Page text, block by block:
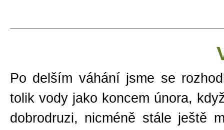
Po delším váhání jsme se
tolik vody jako koncem února,
dobrodruzi, nicméně stále ještě